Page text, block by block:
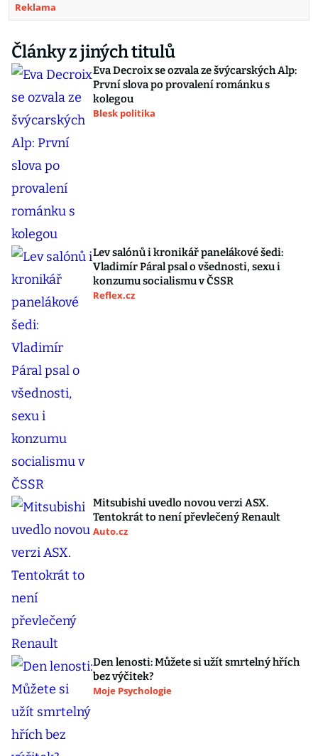
Reklama
Články z jiných titulů
Eva Decroix se ozvala ze švýcarských Alp:
První slova po provalení románku s
kolegou
Blesk politika
Lev salónů i kronikář panelákové šedi:
Vladimír Páral psal o všednosti, sexu i
konzumu socialismu v ČSSR
Reflex.cz
Mitsubishi uvedlo novou verzi ASX.
Tentokrát to není převlečený Renault
Auto.cz
Den lenosti: Můžete si užít smrtelný hřích
bez výčitek?
Moje Psychologie